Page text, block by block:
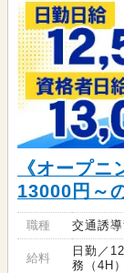
《オープ
13000円～
職種 交通誘
給料
日勤／
務（4H